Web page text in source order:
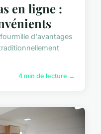
en ligne :
d'avantages
4 min de lecture →